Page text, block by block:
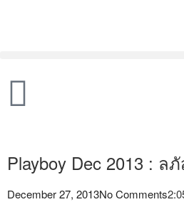
Playboy Dec 2013 : ล
December 27, 2013No Comments